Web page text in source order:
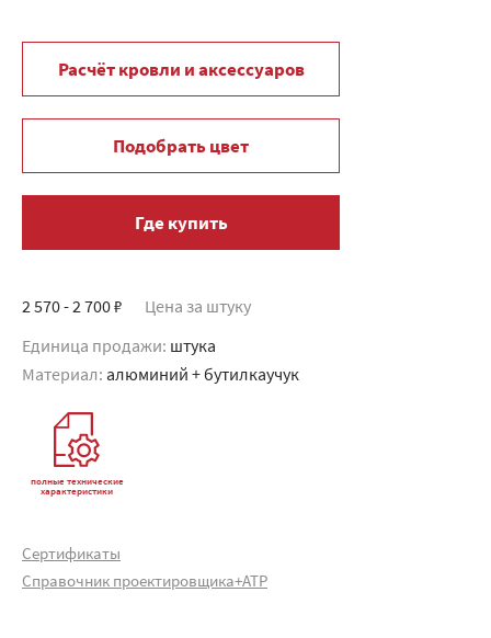
Расчёт кровли и аксессуаров
Подобрать цвет
Где купить
2 570 - 2 700 ₽ Цена за штуку
Единица продажи: штука
Материал: алюминий + бутилкаучук
полные технические
характеристики
Сертификаты
Справочник проектировщика+АТР